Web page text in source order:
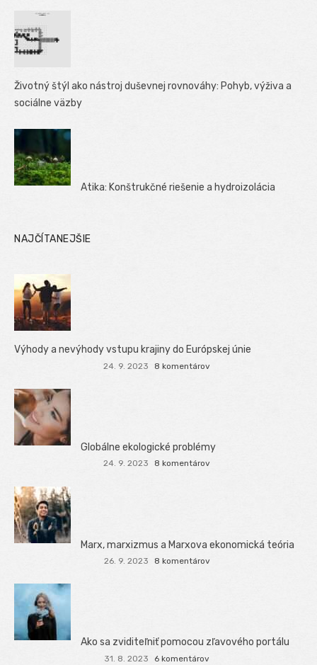
Životný štýl ako nástroj duševnej rovnováhy: Pohyb, výživa a
sociálne väzby
Atika: Konštrukčné riešenie a hydroizolácia
NAJČÍTANEJŠIE
Výhody a nevýhody vstupu krajiny do Európskej únie
24. 9. 2023 8 komentárov
Globálne ekologické problémy
24. 9. 2023 8 komentárov
Marx, marxizmus a Marxova ekonomická teória
26. 9. 2023 8 komentárov
Ako sa zviditeľniť pomocou zľavového portálu
31. 8. 2023 6 komentárov